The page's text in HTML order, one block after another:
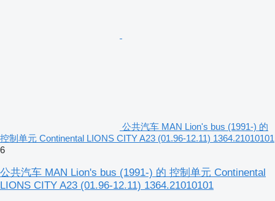
公共汽车 MAN Lion's bus (1991-) 的
控制单元 Continental LIONS CITY A23 (01.96-12.11) 1364.21010101
6
公共汽车 MAN Lion's bus (1991-) 的 控制单元 Continental
LIONS CITY A23 (01.96-12.11) 1364.21010101